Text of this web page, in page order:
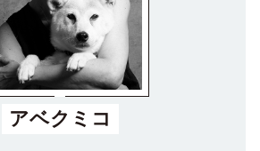
アベクミコ